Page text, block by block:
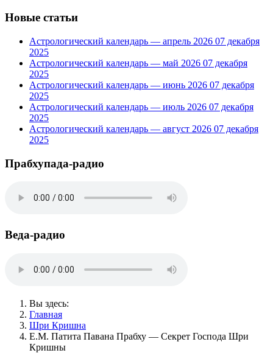
Новые статьи
Астрологический календарь — апрель 2026 07 декабря
2025
Астрологический календарь — май 2026 07 декабря
2025
Астрологический календарь — июнь 2026 07 декабря
2025
Астрологический календарь — июль 2026 07 декабря
2025
Астрологический календарь — август 2026 07 декабря
2025
Прабхупада-радио
Веда-радио
Вы здесь:
Главная
Шри Кришна
Е.М. Патита Павана Прабху — Секрет Господа Шри
Кришны